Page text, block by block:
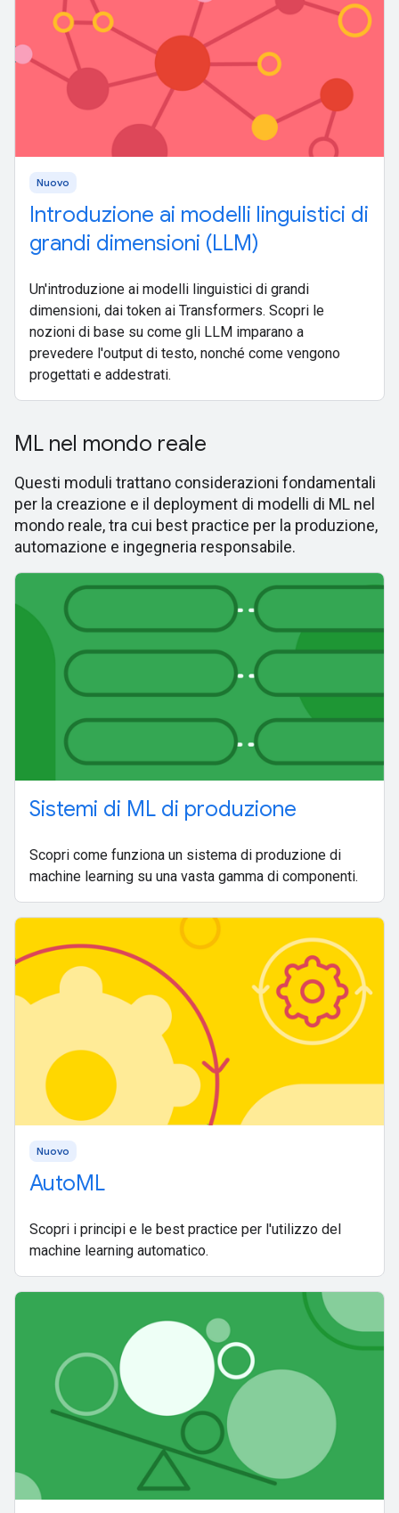
Nuovo
Introduzione ai modelli linguistici di
grandi dimensioni (LLM)
Un'introduzione ai modelli linguistici di grandi
dimensioni, dai token ai Transformers. Scopri le
nozioni di base su come gli LLM imparano a
prevedere l'output di testo, nonché come vengono
progettati e addestrati.
ML nel mondo reale
Questi moduli trattano considerazioni fondamentali
per la creazione e il deployment di modelli di ML nel
mondo reale, tra cui best practice per la produzione,
automazione e ingegneria responsabile.
Sistemi di ML di produzione
Scopri come funziona un sistema di produzione di
machine learning su una vasta gamma di componenti.
Nuovo
AutoML
Scopri i principi e le best practice per l'utilizzo del
machine learning automatico.